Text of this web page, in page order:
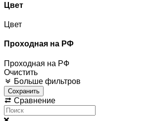
Цвет
Цвет
Проходная на РФ
Проходная на РФ
Очистить
Больше фильтров
Сохранить
Сравнение